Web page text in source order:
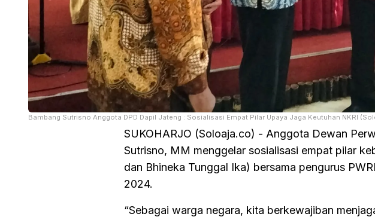
Bambang Sutrisno Anggota DPD Dapil Jateng : Sosialisasi Empat Pilar Upaya Jaga Keutuhan NKRI
SUKOHARJO (Soloaja.co) - Anggota Dewan
Sutrisno, MM menggelar sosialisasi empat pilar
dan Bhineka Tunggal Ika) bersama pengurus
2024.
“Sebagai warga negara, kita berkewajiban